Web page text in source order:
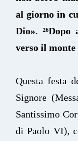
al giorno in
Dio».
verso il
Questa festa
Signore
Santissimo
di Paolo VI),